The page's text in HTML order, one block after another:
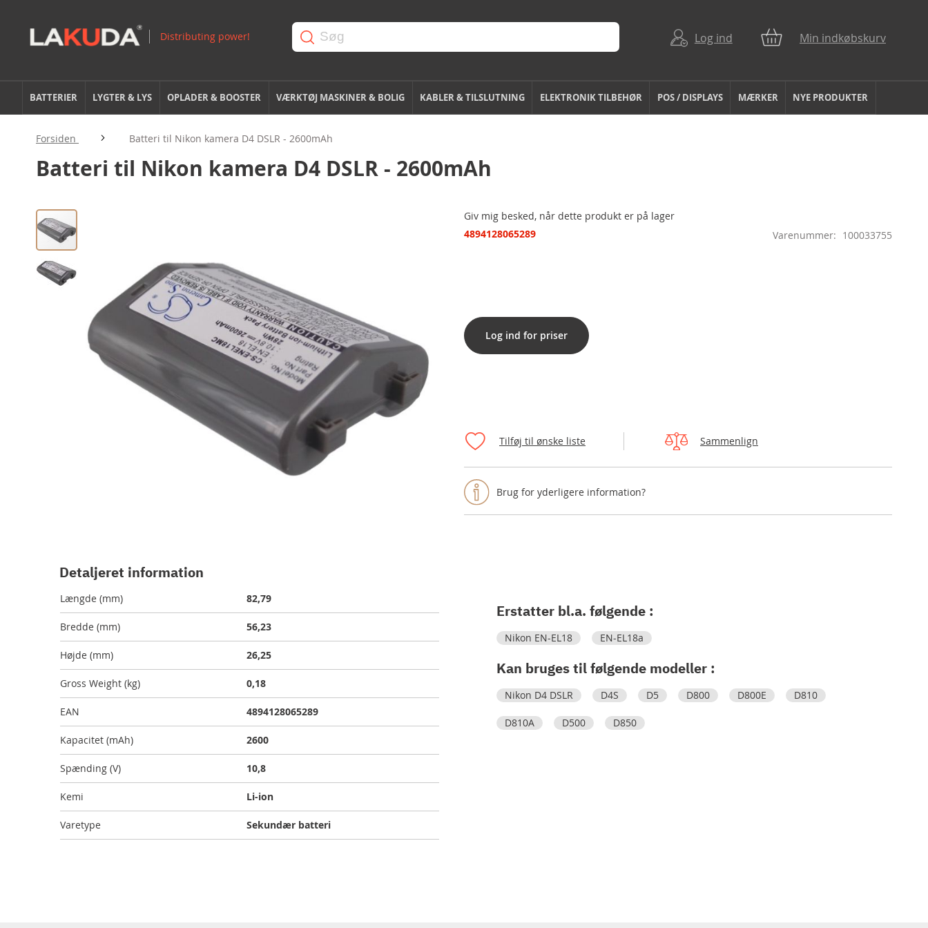
Log ind Min indkøbskurv
BATTERIER LYGTER & LYS OPLADER & BOOSTER VÆRKTØJ MASKINER & BOLIG KABLER & TILSLUTNING ELEKTRONIK TILBEHØR POS / DISPLAYS MÆRKER NYE PRODUKTER
Forsiden Batteri til Nikon kamera D4 DSLR - 2600mAh
Batteri til Nikon kamera D4 DSLR - 2600mAh
Giv mig besked, når dette produkt er på lager
Tilføj til ønske liste Sammenlign
Brug for yderligere information?
4894128065289 Varenummer 100033755
Log ind for priser
Gå
til
slutningen
af
billedgalleriet
Detaljeret information
Længde (mm) 82,79
Bredde (mm) 56,23
Højde (mm) 26,25
Gross Weight (kg) 0,18
EAN 4894128065289
Kapacitet (mAh) 2600
Spænding (V) 10,8
Kemi Li-ion
Varetype Sekundær batteri
Erstatter bl.a. følgende :
Nikon EN-EL18 EN-EL18a
Kan bruges til følgende modeller :
Nikon D4 DSLR D4S D5 D800 D800E D810
D810A D500 D850